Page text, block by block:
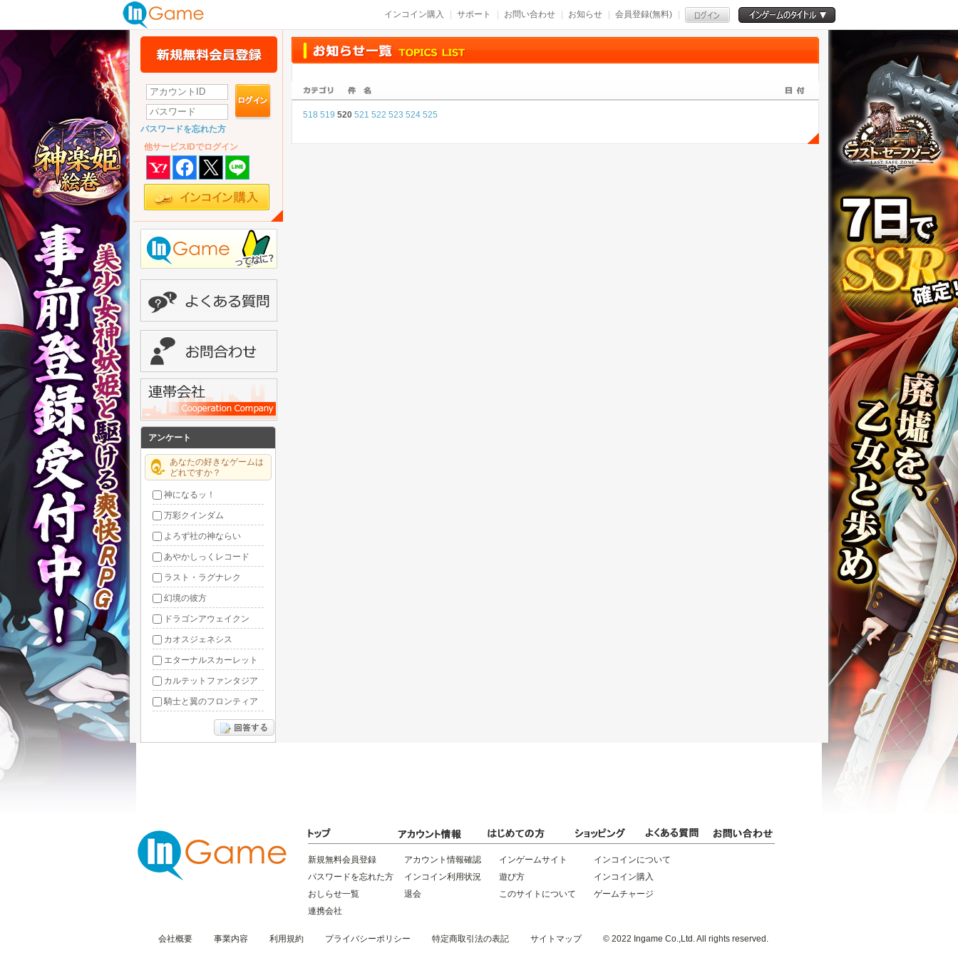
インコイン購入 サポート お問い合わせ お知らせ 会員登録(無料)
パスワードを忘れた方
他サービスIDでログイン
アンケート
あなたの好きなゲームは
どれですか？
神になるッ！
万彩クインダム
よろず社の神ならい
あやかしっくレコード
ラスト・ラグナレク
幻境の彼方
ドラゴンアウェイクン
カオスジェネシス
エターナルスカーレット
カルテットファンタジア
騎士と翼のフロンティア
ドラグーン・ナイツ
ぶっ飛び三国
518 519 520 521 522 523 524 525
新規無料会員登録
パスワードを忘れた方
おしらせ一覧
連携会社
アカウント情報確認
インコイン利用状況
退会
インゲームサイト
遊び方
このサイトについて
インコインについて
インコイン購入
ゲームチャージ
会社概要 事業内容 利用規約 プライバシーポリシー 特定商取引法の表記 サイトマップ © 2022 Ingame Co.,Ltd. All rights reserved.